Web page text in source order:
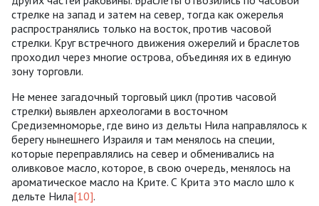
стрелке на запад и затем на север, тогда как ожерелья
распространялись только на восток, против часовой
стрелки. Круг встречного движения ожерелий и браслетов
проходил через многие острова, объединяя их в единую
зону торговли.
Не менее загадочный торговый цикл (против часовой
стрелки) выявлен археологами в восточном
Средиземноморье, где вино из дельты Нила направлялось к
берегу нынешнего Израиля и там менялось на специи,
которые переправлялись на север и обменивались на
оливковое масло, которое, в свою очередь, менялось на
ароматическое масло на Крите. С Крита это масло шло к
дельте Нила[10].